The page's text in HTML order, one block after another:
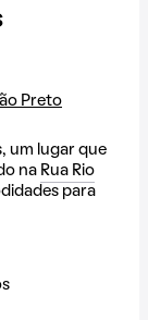
Preto
um lugar que
na Rua Rio
para